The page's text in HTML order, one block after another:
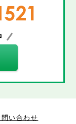
問い合わせ